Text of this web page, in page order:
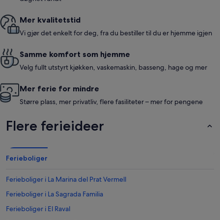
Mer kvalitetstid
Vi gjør det enkelt for deg, fra du bestiller til du er hjemme igjen
Samme komfort som hjemme
Velg fullt utstyrt kjøkken, vaskemaskin, basseng, hage og mer
Mer ferie for mindre
Større plass, mer privatliv, flere fasiliteter – mer for pengene
Flere ferieideer
Ferieboliger
Ferieboliger i La Marina del Prat Vermell
Ferieboliger i La Sagrada Familia
Ferieboliger i El Raval